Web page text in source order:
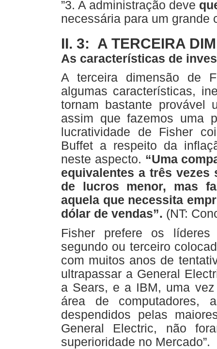
”3. A administração deve
necessária para um grande
II. 3: A TERCEIRA
As características de
A terceira dimensão de
algumas características,
tornam bastante provável
assim que fazemos uma
lucratividade de Fisher
Buffet a respeito da
neste aspecto. “Uma
equivalentes a três vezes
de lucros menor, mas
aquela que necessita
dólar de vendas”. (NT:
Fisher prefere os
segundo ou terceiro
com muitos anos de
ultrapassar a General
a Sears, e a IBM, uma
área de computadores,
despendidos pelas
General Electric, não
superioridade no Mercado”.